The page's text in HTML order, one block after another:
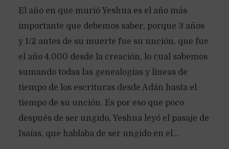
El año en que murió Yeshua es el año más
importante que debemos saber, porque 3 años
y 1/2 antes de su muerte fue su unción, que fue
el año 4.000 desde la creación, lo cual sabemos
sumando todas las genealogías y líneas de
tiempo de los escrituras desde Adán hasta el
tiempo de su unción. Es por eso que poco
después de ser ungido, Yeshua leyó el pasaje de
Isaías, que hablaba de ser ungido en el...